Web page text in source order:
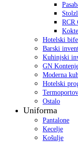
RCR
Hotelski bife
Barski
Kuhinjski
GN
Moderna
Hotelski
Ostalo
Uniforma
Pantalone
Kecelje
Košulje